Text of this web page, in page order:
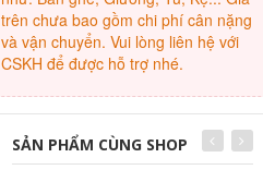
trên chưa bao gồm chi phí cân nặng
và vận chuyển. Vui lòng liên hệ với
CSKH để được hỗ trợ nhé.
SẢN PHẨM CÙNG SHOP